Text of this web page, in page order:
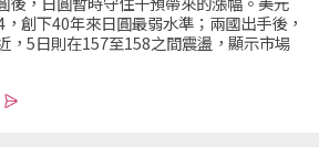
創下40年來日圓最弱水準；兩國出手後，
，5日則在157至158之間震盪，顯示市場